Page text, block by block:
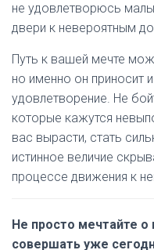
не удовлетворюсь
двери к невероятным
Путь к вашей мечте
но именно он приносит
удовлетворение. Не
которые кажутся
вас вырасти, стать
истинное величие
процессе движения к
Не просто мечтайте о
совершать уже